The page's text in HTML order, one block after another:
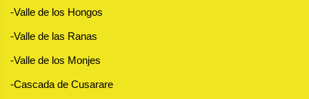
-Valle de los Hongos
-Valle de las Ranas
-Valle de los Monjes
-Cascada de Cusarare